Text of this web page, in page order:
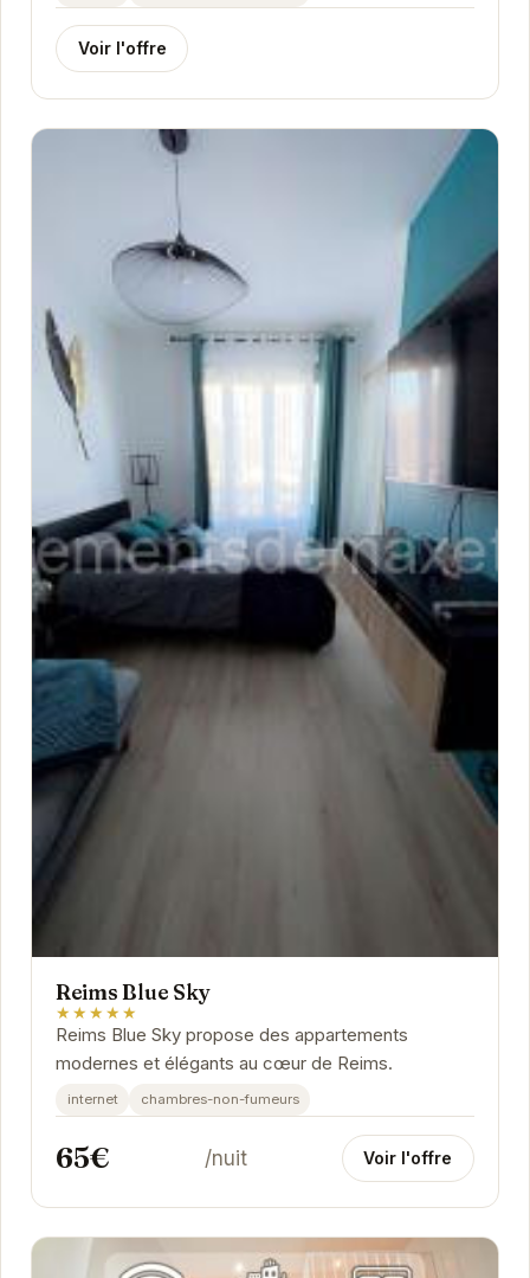
Voir l'offre
Reims Blue Sky
★★★★★
Reims Blue Sky propose des appartements
modernes et élégants au cœur de Reims.
internet chambres-non-fumeurs
65€ /nuit Voir l'offre